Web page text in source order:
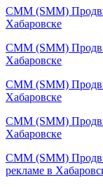
СММ (SMM)
Хабаровске
СММ (SMM)
Хабаровске
СММ (SMM)
Хабаровске
СММ (SMM)
Хабаровске
СММ (SMM)
рекламе в